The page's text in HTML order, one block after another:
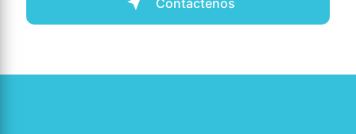
Contáctenos